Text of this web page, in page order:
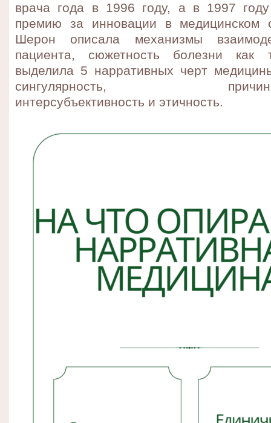
врача года в 1996 году, а в 1997
премию за инновации в медицинском
Шерон описала механизмы
пациента, сюжетность болезни как
выделила 5 нарративных черт
сингулярность,
интерсубъективность и этичность.